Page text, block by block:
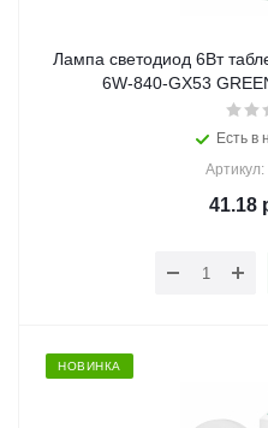
Лампа светодиод 6Вт
6W-840-GX53
Есть в
41.18
НОВИНКА